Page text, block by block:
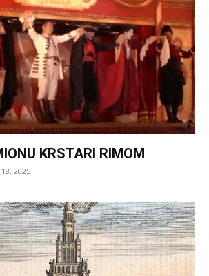
KRSTARI RIMOM
2025